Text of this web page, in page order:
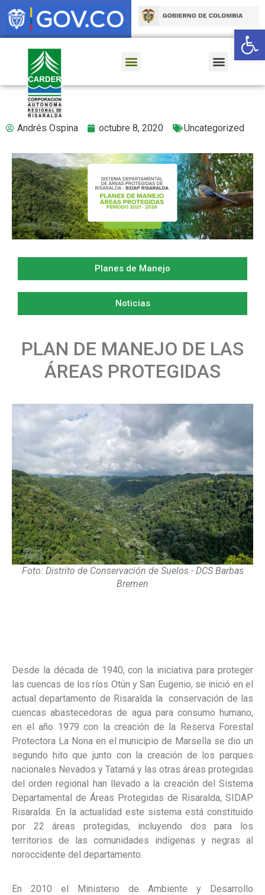
Andrés Ospina octubre 8, 2020 Uncategorized
Planes de Manejo
Noticias
PLAN DE MANEJO DE LAS
ÁREAS PROTEGIDAS
Foto: Distrito de Conservación de Suelos - DCS Barbas
Bremen
Desde la década de 1940, con la iniciativa para proteger
las cuencas de los ríos Otún y San Eugenio, se inició en el
actual departamento de Risaralda la conservación de las
cuencas abastecedoras de agua para consumo humano,
en el año 1979 con la creación de la Reserva Forestal
Protectora La Nona en el municipio de Marsella se dio un
segundo hito que junto con la creación de los parques
nacionales Nevados y Tatamá y las otras áreas protegidas
del orden regional han llevado a la creación del Sistema
Departamental de Áreas Protegidas de Risaralda, SIDAP
Risaralda. En la actualidad este sistema está constituido
por 22 áreas protegidas, incluyendo dos para los
territorios de las comunidades indígenas y negras al
noroccidente del departamento.
En 2010 el Ministerio de Ambiente y Desarrollo